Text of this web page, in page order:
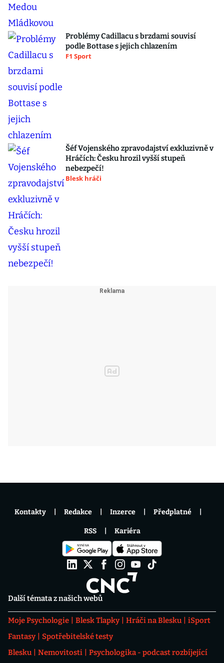
Problémy Cadillacu s brzdami souvisí
podle Bottase s jejich chlazením
F1 Sport
Šéf Vojenského zpravodajství exkluzivně v
Hráčích: Česku hrozil vyšší stupeň
nebezpečí!
Blesk hráči
Další témata z našich webů
Moje Psychologie Blesk Tlapky Hráči na Blesku
iSport
Fantasy
Spotřebitelské testy
Blesku
Nemovitosti
Psychologika - podcast rozbíjející
Kontakty Redakce Inzerce Předplatné
RSS Kariéra